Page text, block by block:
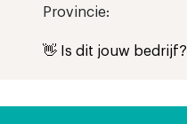
Provincie:
👋 Is dit jouw bedrijf?